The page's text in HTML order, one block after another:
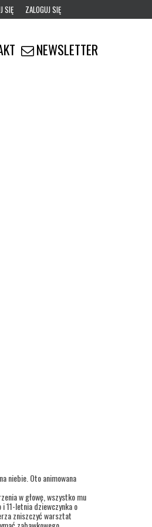
SIĘ ZALOGUJ SIĘ
0,00
NEWSLETTER
niebie. Oto animowana
w głowę, wszystko mu
11-letnia dziewczynka o
zniszczyć warsztat